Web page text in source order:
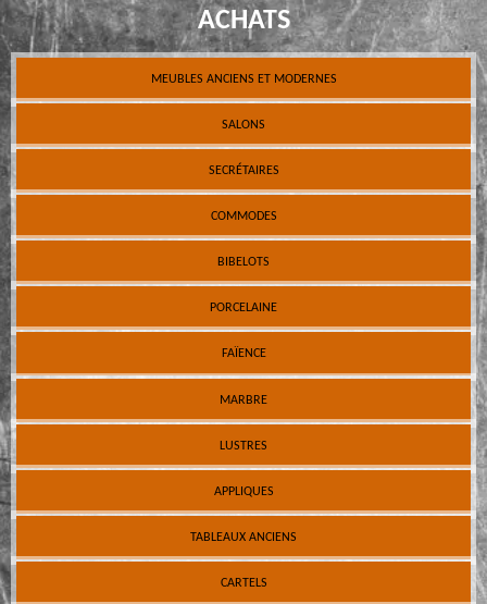
ACHATS
MEUBLES ANCIENS ET MODERNES
SALONS
SECRÉTAIRES
COMMODES
BIBELOTS
PORCELAINE
FAÏENCE
MARBRE
LUSTRES
APPLIQUES
TABLEAUX ANCIENS
CARTELS